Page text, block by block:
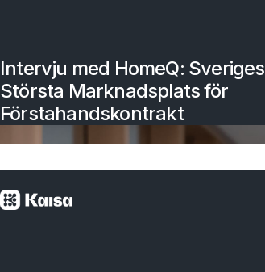
Intervju med HomeQ: Sveriges
Största Marknadsplats för
Förstahandskontrakt